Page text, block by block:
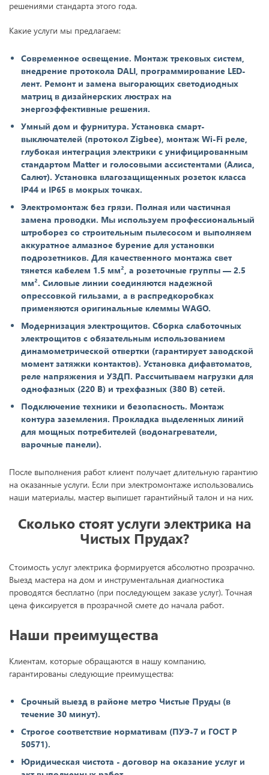
решениями стандарта этого года.
Какие услуги мы предлагаем:
Современное освещение. Монтаж трековых систем,
внедрение протокола DALI, программирование LED-
лент. Ремонт и замена выгорающих светодиодных
матриц в дизайнерских люстрах на
энергоэффективные решения.
Умный дом и фурнитура. Установка смарт-
выключателей (протокол Zigbee), монтаж Wi-Fi реле,
глубокая интеграция электрики с унифицированным
стандартом Matter и голосовыми ассистентами (Алиса,
Салют). Установка влагозащищенных розеток класса
IP44 и IP65 в мокрых точках.
Электромонтаж без грязи. Полная или частичная
замена проводки. Мы используем профессиональный
штроборез со строительным пылесосом и выполняем
аккуратное алмазное бурение для установки
подрозетников. Для качественного монтажа свет
тянется кабелем 1.5 мм², а розеточные группы — 2.5
мм². Силовые линии соединяются надежной
опрессовкой гильзами, а в распредкоробках
применяются оригинальные клеммы WAGO.
Модернизация электрощитов. Сборка слаботочных
электрощитов с обязательным использованием
динамометрической отвертки (гарантирует заводской
момент затяжки контактов). Установка дифавтоматов,
реле напряжения и УЗДП. Рассчитываем нагрузки для
однофазных (220 В) и трехфазных (380 В) сетей.
Подключение техники и безопасность. Монтаж
контура заземления. Прокладка выделенных линий
для мощных потребителей (водонагреватели,
варочные панели).
После выполнения работ клиент получает длительную гарантию
на оказанные услуги. Если при электромонтаже использовались
наши материалы, мастер выпишет гарантийный талон и на них.
Сколько стоят услуги электрика на
Чистых Прудах?
Стоимость услуг электрика формируется абсолютно прозрачно.
Выезд мастера на дом и инструментальная диагностика
проводятся бесплатно (при последующем заказе услуг). Точная
цена фиксируется в прозрачной смете до начала работ.
Наши преимущества
Клиентам, которые обращаются в нашу компанию,
гарантированы следующие преимущества:
Срочный выезд в районе метро Чистые Пруды (в
течение 30 минут).
Строгое соответствие нормативам (ПУЭ-7 и ГОСТ Р
50571).
Юридическая чистота - договор на оказание услуг и